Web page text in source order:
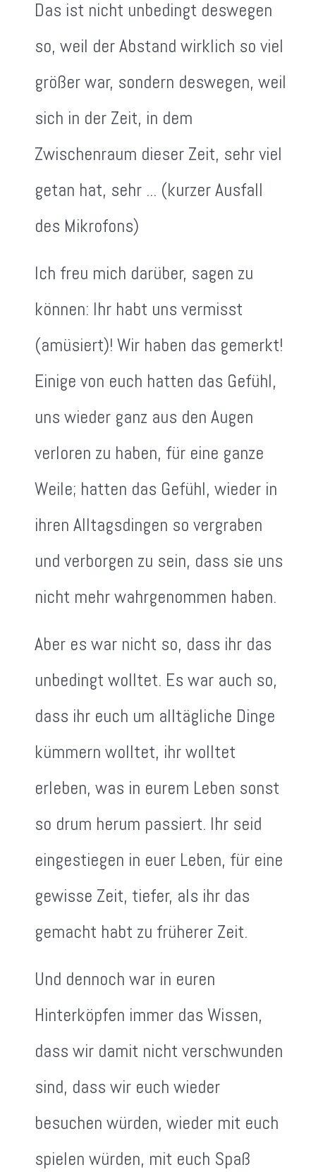
Das ist nicht unbedingt deswegen
so, weil der Abstand wirklich so viel
größer war, sondern deswegen, weil
sich in der Zeit, in dem
Zwischenraum dieser Zeit, sehr viel
getan hat, sehr ... (kurzer Ausfall
des Mikrofons)
Ich freu mich darüber, sagen zu
können: Ihr habt uns vermisst
(amüsiert)! Wir haben das gemerkt!
Einige von euch hatten das Gefühl,
uns wieder ganz aus den Augen
verloren zu haben, für eine ganze
Weile; hatten das Gefühl, wieder in
ihren Alltagsdingen so vergraben
und verborgen zu sein, dass sie uns
nicht mehr wahrgenommen haben.
Aber es war nicht so, dass ihr das
unbedingt wolltet. Es war auch so,
dass ihr euch um alltägliche Dinge
kümmern wolltet, ihr wolltet
erleben, was in eurem Leben sonst
so drum herum passiert. Ihr seid
eingestiegen in euer Leben, für eine
gewisse Zeit, tiefer, als ihr das
gemacht habt zu früherer Zeit.
Und dennoch war in euren
Hinterköpfen immer das Wissen,
dass wir damit nicht verschwunden
sind, dass wir euch wieder
besuchen würden, wieder mit euch
spielen würden, mit euch Spaß